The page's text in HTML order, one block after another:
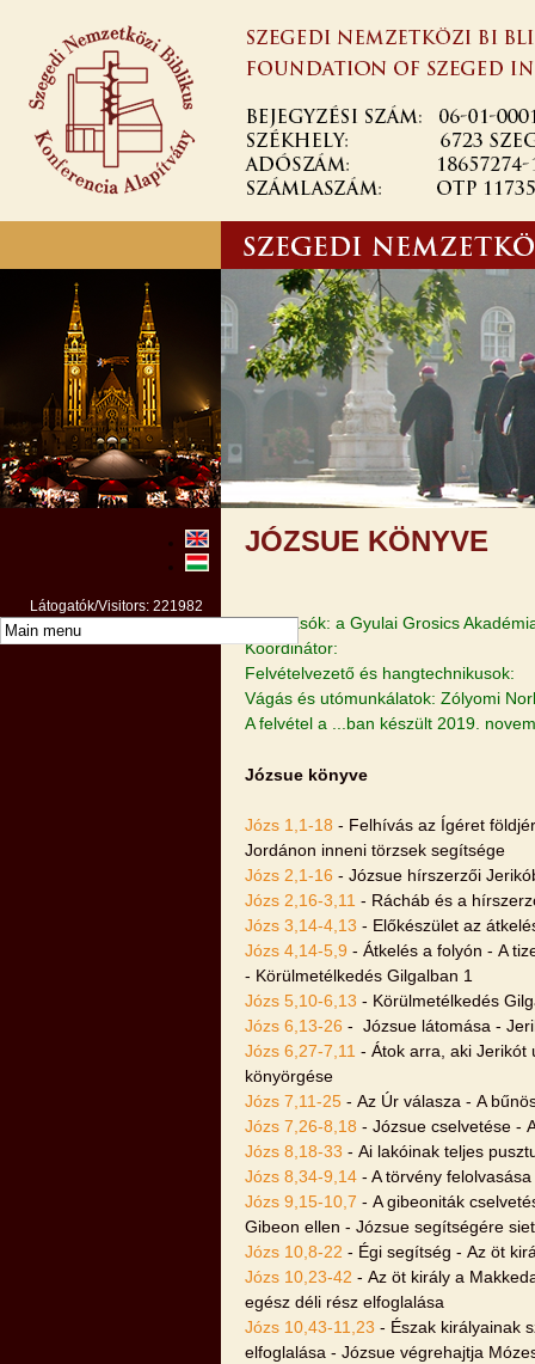
JÓZSUE KÖNYVE
Felolvasók: a Gyulai Grosics
Koordinátor:
Felvételvezető és hangtechnikusok:
Vágás és utómunkálatok: Zólyomi
A felvétel a ...ban készült 2019.
Józsue könyve
Józs 1,1-18 - Felhívás az Ígéret
Jordánon inneni törzsek segítsége
Józs 2,1-16 - Józsue hírszerzői
Józs 2,16-3,11 - Rácháb és a
Józs 3,14-4,13 - Előkészület az
Józs 4,14-5,9 - Átkelés a folyón - A
- Körülmetélkedés Gilgalban 1
Józs 5,10-6,13 - Körülmetélkedés
Józs 6,13-26 - Józsue látomása -
Józs 6,27-7,11 - Átok arra, aki Jerikót
könyörgése
Józs 7,11-25 - Az Úr válasza - A
Józs 7,26-8,18 - Józsue cselvetése -
Józs 8,18-33 - Ai lakóinak teljes
Józs 8,34-9,14 - A törvény
Józs 9,15-10,7 - A gibeoniták
Gibeon ellen - Józsue segítségére
Józs 10,8-22 - Égi segítség - Az öt
Józs 10,23-42 - Az öt király a
egész déli rész elfoglalása
Józs 10,43-11,23 - Észak királyainak
elfoglalása - Józsue végrehajtja
Látogatók/Visitors: 221982